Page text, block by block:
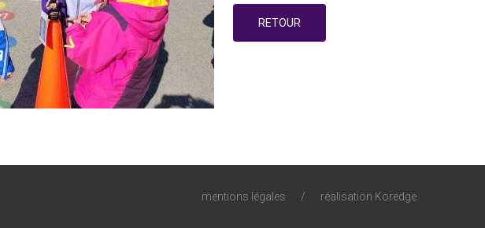
RETOUR
mentions légales / réalisation Koredge